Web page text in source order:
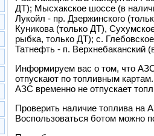
ДТ); Мысхакское шоссе (в
Лукойл - пр. Дзержинского
Куникова (только ДТ),
рыбка, только ДТ); с.
Татнефть - п. Верхнебаканский
Информируем вас о том, что
отпускают по топливным
АЗС временно не отпускает
Проверить наличие топлива на
Воспользоваться ботом можно